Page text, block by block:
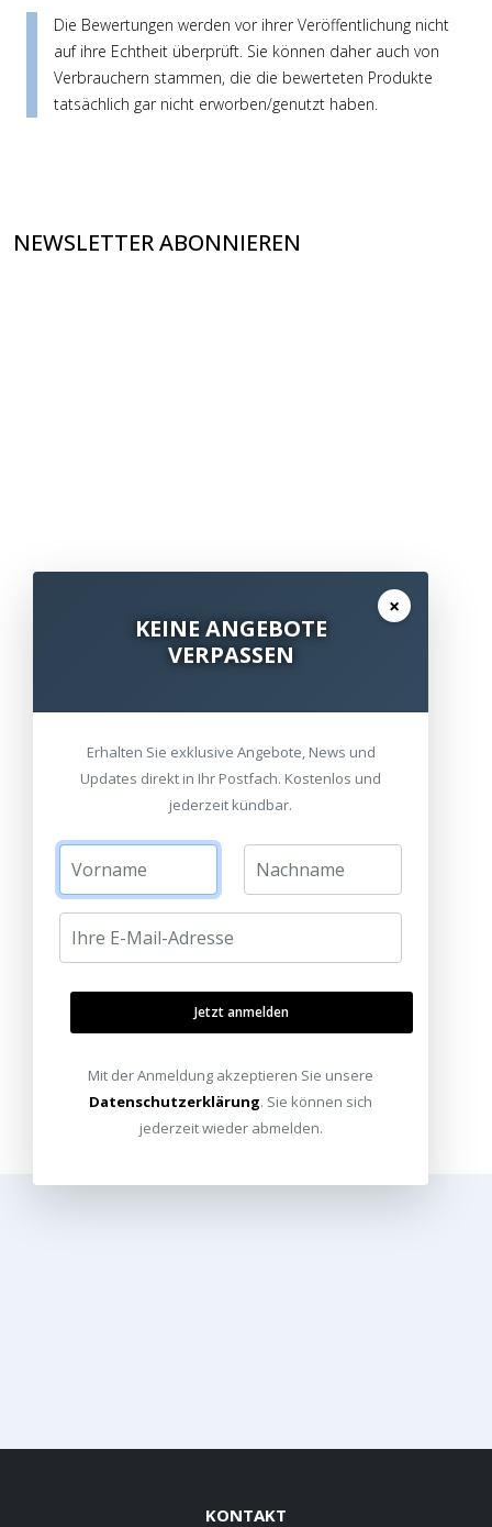
Die Bewertungen werden vor ihrer Veröffentlichung nicht
auf ihre Echtheit überprüft. Sie können daher auch von
Verbrauchern stammen, die die bewerteten Produkte
tatsächlich gar nicht erworben/genutzt haben.
NEWSLETTER ABONNIEREN
KONTAKT
×
KEINE ANGEBOTE
VERPASSEN
Erhalten Sie exklusive Angebote, News und
Updates direkt in Ihr Postfach. Kostenlos und
jederzeit kündbar.
Jetzt anmelden
Mit der Anmeldung akzeptieren Sie unsere
Datenschutzerklärung. Sie können sich
jederzeit wieder abmelden.